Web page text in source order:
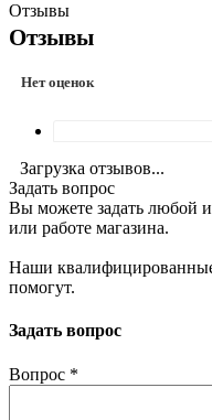
Отзывы
Отзывы
Нет оценок
Загрузка отзывов...
Задать вопрос
Вы можете задать любой
или работе магазина.
Наши
помогут.
Задать вопрос
Вопрос *